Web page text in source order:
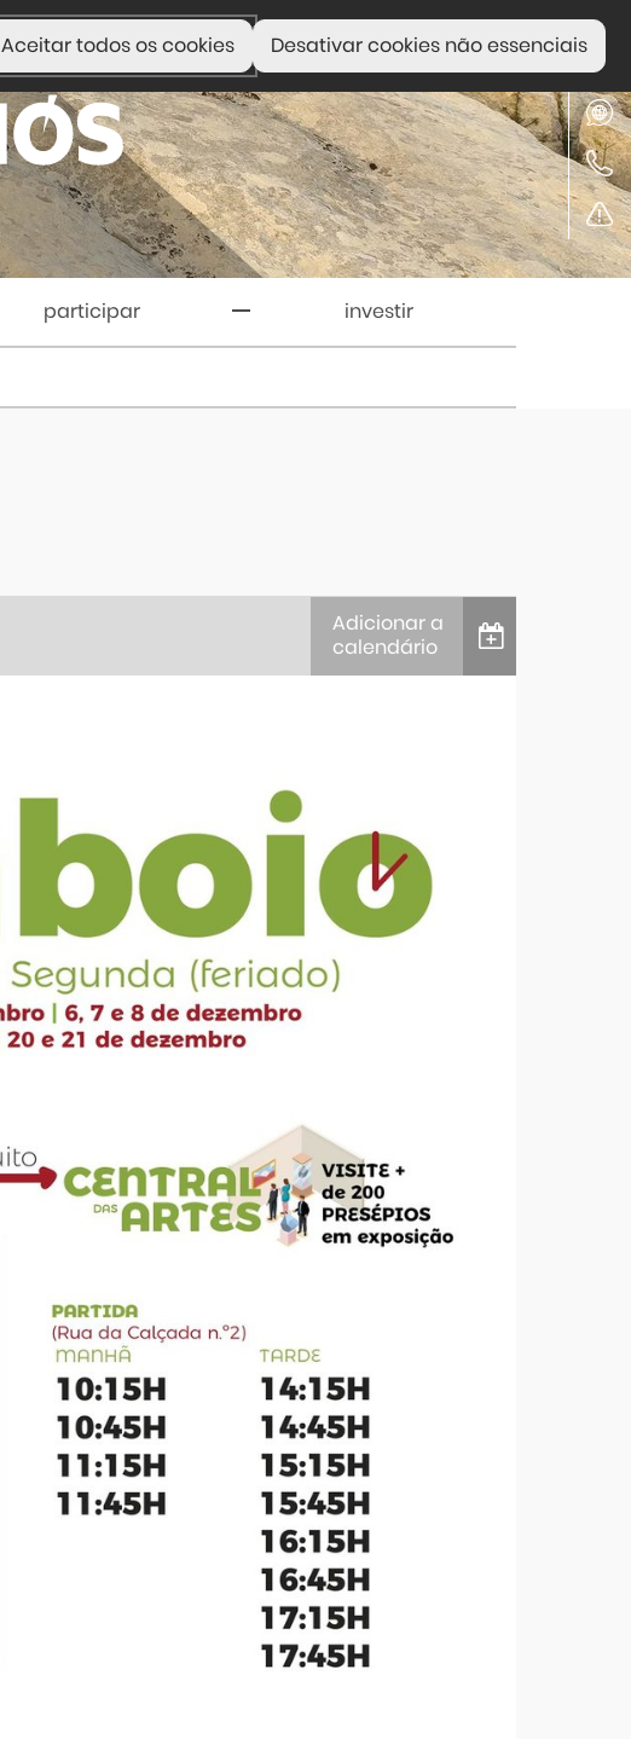
Aceitar todos os cookies Desativar cookies não essenciais
participar investir
Adicionar a
calendário
Yahoo! Calendar